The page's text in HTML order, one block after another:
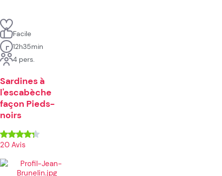
Facile
12h35min
4 pers.
Sardines à
l'escabèche
façon Pieds-
noirs
20 Avis